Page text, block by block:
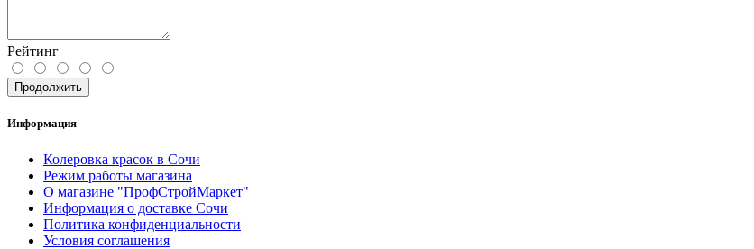
Рейтинг
Продолжить
Информация
Колеровка красок в Сочи
Режим работы магазина
О магазине "ПрофСтройМаркет"
Информация о доставке Сочи
Политика конфиденциальности
Условия соглашения